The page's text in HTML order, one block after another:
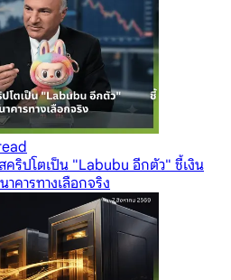
คริปโตเป็น "Labubu อีกตัว" ชี้เงิน
าคารทางเลือกจริง